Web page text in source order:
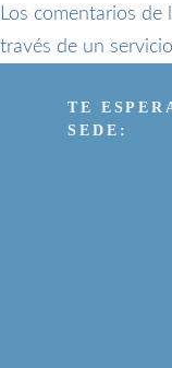
Los comentarios de
través de un
TE
SEDE: